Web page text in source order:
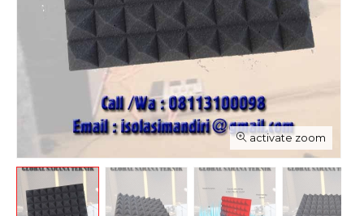
activate zoom